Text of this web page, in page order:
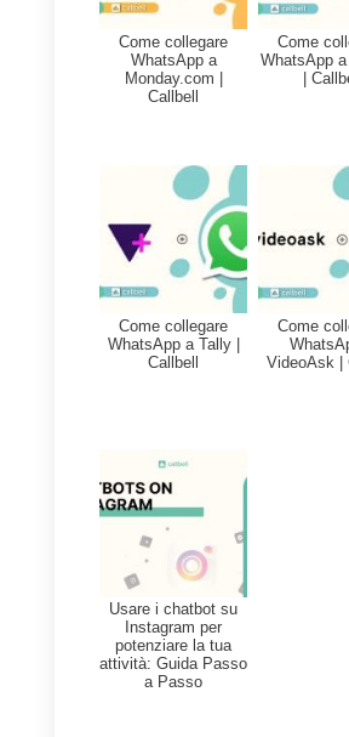
progettare nuovi
identificare
essere proattivo
soluzioni migliori
soddisfazione del
autorità nel
Cambiare la tua
servizio clienti in
qualcosa di molto
per la tua